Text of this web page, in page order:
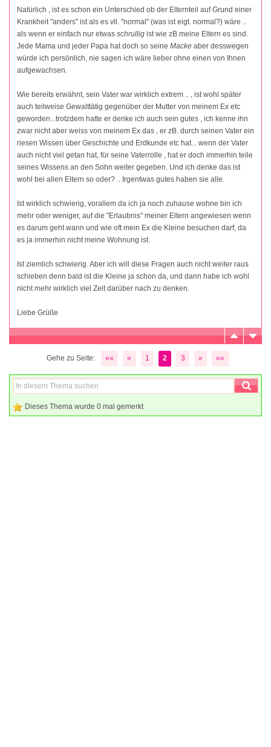
Natürlich , ist es schon ein Unterschied ob der Elternteil auf Grund einer
Krankheit "anders" ist als es vll. "normal" (was ist eigt. normal?) wäre ..
als wenn er einfach nur etwas schrullig ist wie zB meine Eltern es sind.
Jede Mama und jeder Papa hat doch so seine Macke aber desswegen
würde ich persönlich, nie sagen ich wäre lieber ohne einen von Ihnen
aufgewachsen.
Wie bereits erwähnt, sein Vater war wirklich extrem .. , ist wohl später
auch teilweise Gewalttätig gegenüber der Mutter von meinem Ex etc
geworden...trotzdem hatte er denke ich auch sein gutes , ich kenne ihn
zwar nicht aber weiss von meinem Ex das , er zB. durch seinen Vater ein
riesen Wissen über Geschichte und Erdkunde etc hat... wenn der Vater
auch nicht viel getan hat, für seine Vaterrolle , hat er doch immerhin teile
seines Wissens an den Sohn weiter gegeben. Und ich denke das ist
wohl bei allen Eltern so oder? .. Irgentwas gutes haben sie alle.
Ist wirklich schwierig, vorallem da ich ja noch zuhause wohne bin ich
mehr oder weniger, auf die "Erlaubnis" meiner Eltern angewiesen wenn
es darum geht wann und wie oft mein Ex die Kleine besuchen darf, da
es ja immerhin nicht meine Wohnung ist.
Ist ziemlich schwierig. Aber ich will diese Fragen auch nicht weiter raus
schieben denn bald ist die Kleine ja schon da, und dann habe ich wohl
nicht mehr wirklich viel Zeit darüber nach zu denken.
Liebe Grüße
Gehe zu Seite: «« « 1 2 3 » »»
Dieses Thema wurde 0 mal gemerkt